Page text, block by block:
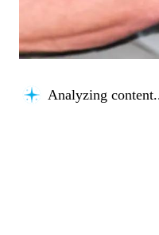
Analyzing